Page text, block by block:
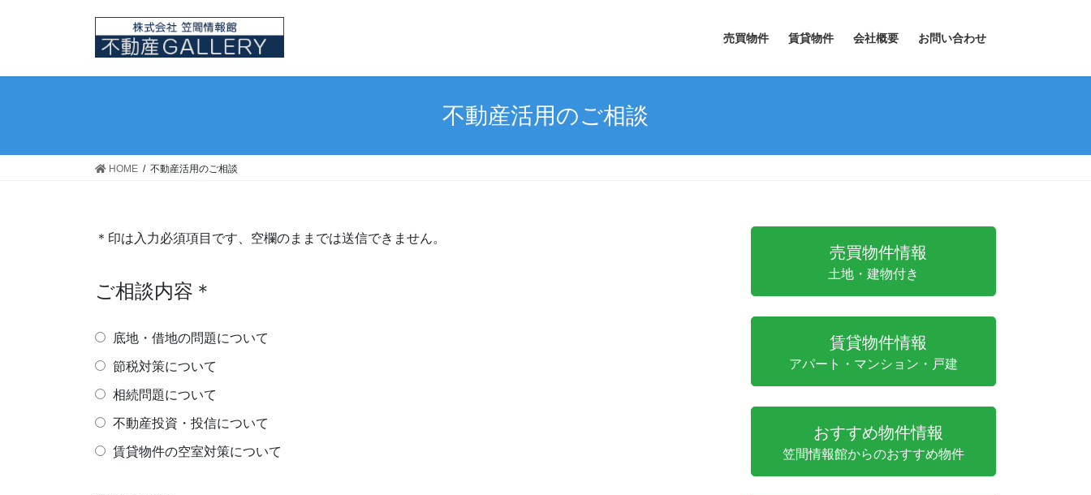
売買物件 賃貸物件 会社概要 お問い合わせ
不動産活用のご相談
HOME 不動産活用のご相談
＊印は入力必須項目です、空欄のままでは送信できません。
ご相談内容＊
底地・借地の問題について
節税対策について
相続問題について
不動産投資・投信について
賃貸物件の空室対策について
売買物件情報
土地・建物付き
賃貸物件情報
アパート・マンション・戸建
おすすめ物件情報
笠間情報館からのおすすめ物件